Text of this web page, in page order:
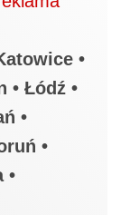
•
• Łódź •
•
•
•